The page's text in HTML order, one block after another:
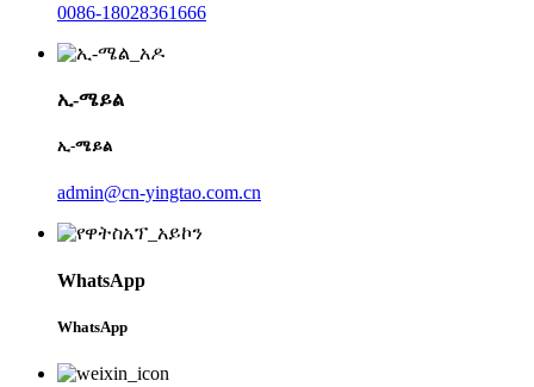
0086-18028361666
ኢ-ሜይል
ኢ-ሜይል
admin@cn-yingtao.com.cn
WhatsApp
WhatsApp